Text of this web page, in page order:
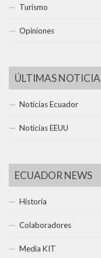
Turismo
Opiniones
ÚLTIMAS
Noticias Ecuador
Noticias EEUU
ECUADOR NEWS
Historia
Colaboradores
Media KIT